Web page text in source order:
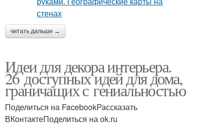
читать дальше →
Идеи для декора интерьера.
26 доступных идей для дома,
граничащих с гениальностью
Поделиться на FacebookРассказать
ВКонтактеПоделиться на ok.ru